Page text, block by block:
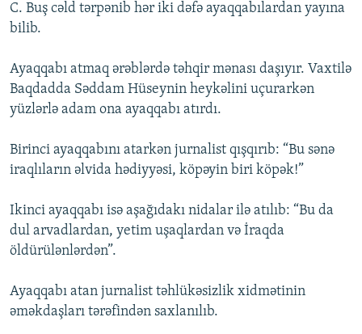
C. Buş cəld tərpənib hər iki dəfə ayaqqabılardan yayına
bilib.
Ayaqqabı atmaq ərəblərdə təhqir mənası daşıyır. Vaxtilə
Baqdadda Səddam Hüseynin heykəlini uçurarkən
yüzlərlə adam ona ayaqqabı atırdı.
Birinci ayaqqabını atarkən jurnalist qışqırıb: “Bu sənə
iraqlıların əlvida hədiyyəsi, köpəyin biri köpək!”
Ikinci ayaqqabı isə aşağıdakı nidalar ilə atılıb: “Bu da
dul arvadlardan, yetim uşaqlardan və İraqda
öldürülənlərdən”.
Ayaqqabı atan jurnalist təhlükəsizlik xidmətinin
əməkdaşları tərəfindən saxlanılıb.